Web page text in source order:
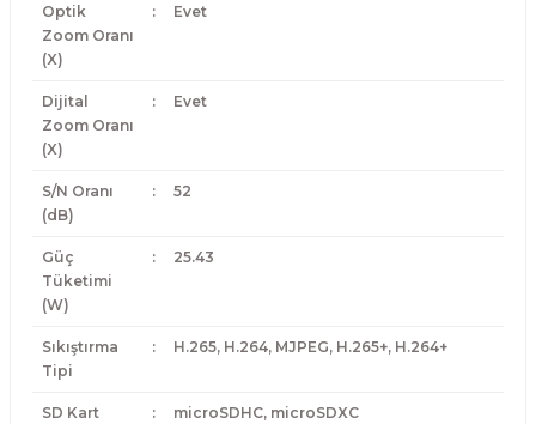
Optik
Zoom Oranı
(X)
: Evet
Dijital
Zoom Oranı
(X)
: Evet
S/N Oranı
(dB)
: 52
Güç
Tüketimi
(W)
: 25.43
Sıkıştırma
Tipi
: H.265, H.264, MJPEG, H.265+, H.264+
SD Kart : microSDHC, microSDXC